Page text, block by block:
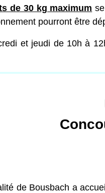
de 30 kg maximum
pourront être
et jeudi de 10h à
de Bousbach a